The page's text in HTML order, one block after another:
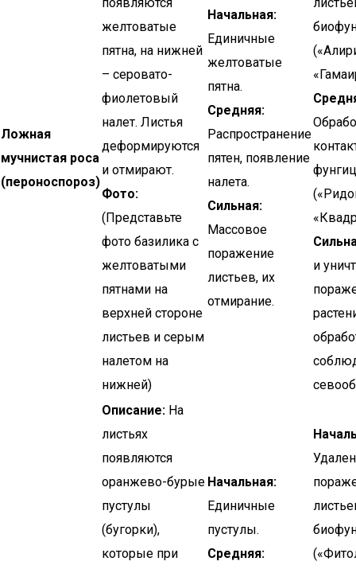
Ложная
мучнистая роса
(пероноспороз)
желтоватые
пятна, на нижней
– серовато-
фиолетовый
налет. Листья
деформируются
и отмирают.
Фото:
(Представьте
фото базилика с
желтоватыми
пятнами на
верхней стороне
листьев и серым
налетом на
нижней)
Начальная:
Единичные
желтоватые
пятна.
Средняя:
Распространение
пятен, появление
налета.
Сильная:
Массовое
поражение
листьев, их
отмирание.
и
Описание: На
листьях
появляются
оранжево-бурые
пустулы
(бугорки),
которые при
Начальная:
Единичные
пустулы.
Средняя: